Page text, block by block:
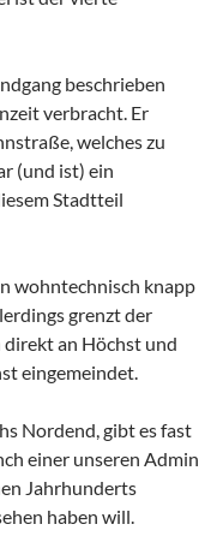
beschrieben
verbracht. Er
welches zu
(und ist) ein
Stadtteil
wohntechnisch knapp
grenzt der
an Höchst und
eingemeindet.
Nordend, gibt es fast
einer unseren Admin
Jahrhunderts
haben will.